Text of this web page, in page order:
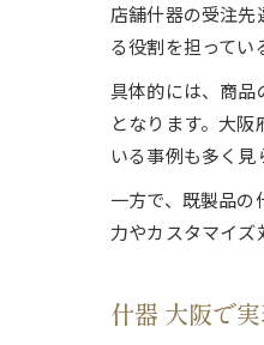
店舗什器の受注
る役割を担ってい
具体的には、商品
となります。大
いる事例も多く見
一方で、既製品
力やカスタマイズ
什器 大阪で